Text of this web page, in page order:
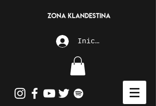
Iniciar sesión